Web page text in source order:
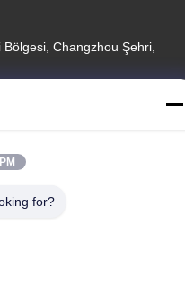
Changzhou Şehri,
for?